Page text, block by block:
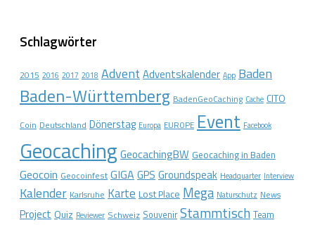
Schlagwörter
2015 2016 2017 2018 Advent Adventskalender App Baden
Baden-Württemberg BadenGeoCaching Cache CITO
Coin Deutschland Dönerstag Europa EUROPE Event Facebook
Geocaching GeocachingBW Geocaching in Baden
Geocoin Geocoinfest GIGA GPS Groundspeak Headquarter Interview
Kalender Karlsruhe Karte Lost Place Mega Naturschutz News
Project Quiz Reviewer Schweiz Souvenir Stammtisch Team